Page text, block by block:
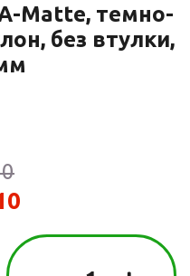
Matte, темно-
без втулки,